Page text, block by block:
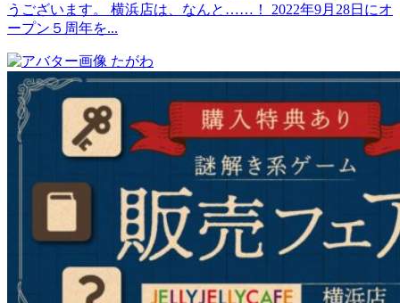
うございます。 横浜店は、なんと……！ 2022年9月28日にオ
ープン５周年を...
たがわ